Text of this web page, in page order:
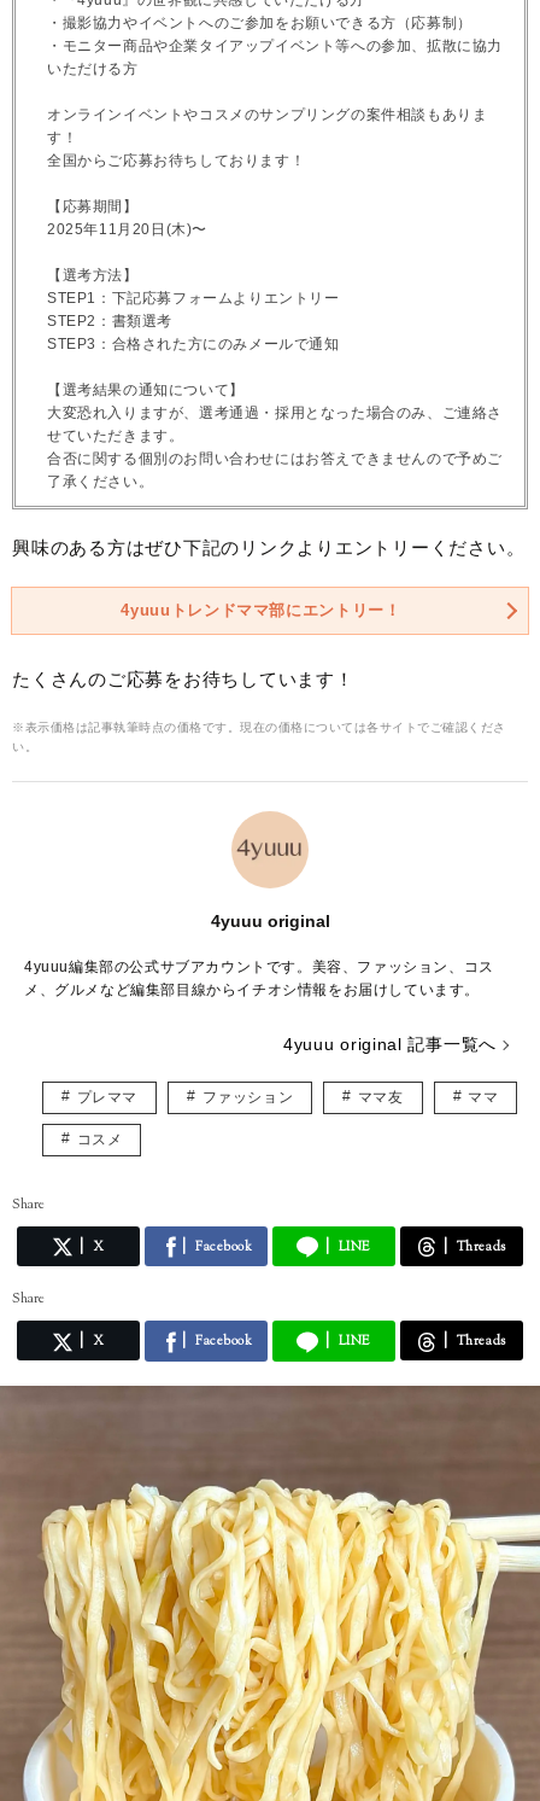
・撮影協力やイベントへのご参加をお願いできる方（応募制）
・モニター商品や企業タイアップイベント等への参加、拡散に協力
いただける方
オンラインイベントやコスメのサンプリングの案件相談もありま
す！
全国からご応募お待ちしております！
【応募期間】
2025年11月20日(木)〜
【選考方法】
STEP1：下記応募フォームよりエントリー
STEP2：書類選考
STEP3：合格された方にのみメールで通知
【選考結果の通知について】
大変恐れ入りますが、選考通過・採用となった場合のみ、ご連絡さ
せていただきます。
合否に関する個別のお問い合わせにはお答えできませんので予めご
了承ください。
興味のある方はぜひ下記のリンクよりエントリーください。
4yuuuトレンドママ部にエントリー！
たくさんのご応募をお待ちしています！
※表示価格は記事執筆時点の価格です。現在の価格については各サイトでご確認くださ
い。
4yuuu original
4yuuu編集部の公式サブアカウントです。美容、ファッション、コス
メ、グルメなど編集部目線からイチオシ情報をお届けしています。
4yuuu original 記事一覧へ
プレママ ファッション ママ友 ママ
コスメ
Share
X Facebook LINE Threads
Share
X Facebook LINE Threads